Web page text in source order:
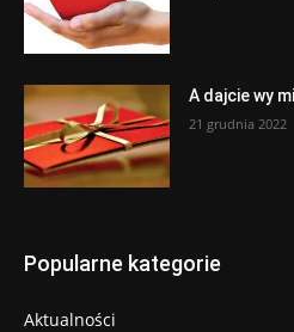
A dajcie wy
21 grudnia 2022
Popularne kategorie
Aktualności